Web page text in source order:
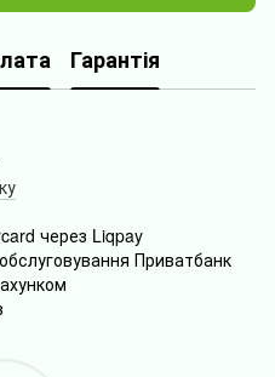
Гарантія
через Liqpay
Приватбанк